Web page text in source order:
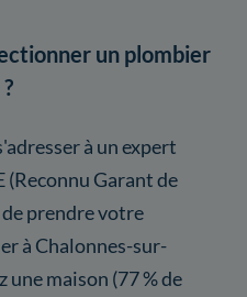
un plombier
à un expert
Garant de
prendre votre
à Chalonnes-sur-
une maison (77 % de